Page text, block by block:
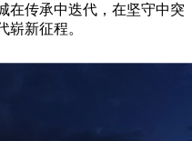
在传承中迭代，在坚守中突
崭新征程。